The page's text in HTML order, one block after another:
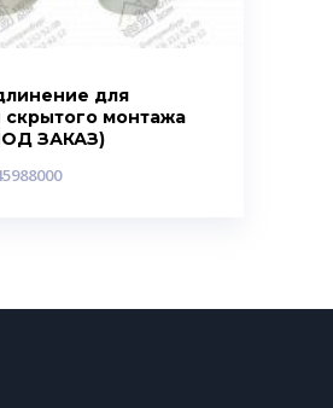
для
скрытого монтажа
ЗАКАЗ)